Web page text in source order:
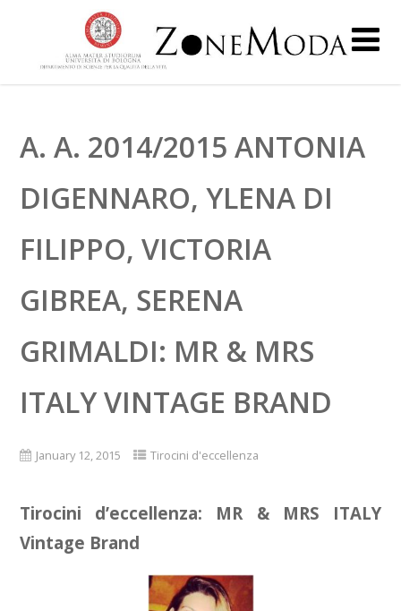
A. A. 2014/2015 ANTONIA
DIGENNARO, YLENA DI
FILIPPO, VICTORIA
GIBREA, SERENA
GRIMALDI: MR & MRS
ITALY VINTAGE BRAND
January 12, 2015 Tirocini d'eccellenza
Tirocini d’eccellenza: MR & MRS ITALY
Vintage Brand